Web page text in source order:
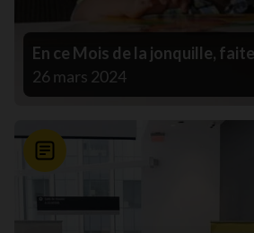
En ce Mois de la jonquille,
26 mars 2024
Nouvelle